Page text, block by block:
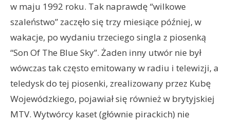
w maju 1992 roku. Tak naprawdę “wilkowe
szaleństwo” zaczęło się trzy miesiące później, w
wakacje, po wydaniu trzeciego singla z piosenką
“Son Of The Blue Sky”. Żaden inny utwór nie był
wówczas tak często emitowany w radiu i telewizji, a
teledysk do tej piosenki, zrealizowany przez Kubę
Wojewódzkiego, pojawiał się również w brytyjskiej
MTV. Wytwórcy kaset (głównie pirackich) nie